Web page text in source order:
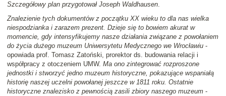
Szczegółowy plan przygotował Joseph Waldhausen.
Znalezienie tych dokumentów z początku XX wieku to dla nas wielka
niespodzianka i zarazem prezent. Dzieje się to bowiem akurat w
momencie, gdy intensyfikujemy nasze działania związane z powołaniem
do życia dużego muzeum Uniwersytetu Medycznego we Wrocławiu -
opowiada prof. Tomasz Zatoński, prorektor ds. budowania relacji i
współpracy z otoczeniem UMW. Ma ono zintegrować rozproszone
jednostki i stworzyć jedno muzeum historyczne, pokazujące wspaniałą
historię naszej uczelni powołanej jeszcze w 1811 roku. Ostatnie
historyczne znalezisko z pewnością zasili zbiory naszego muzeum -